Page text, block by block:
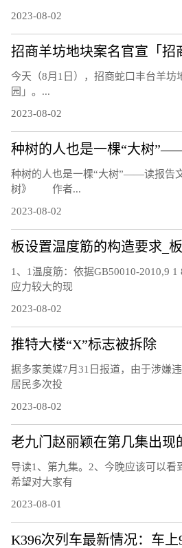
2023-08-02
招商羊坊地块案名官宣「招
今天（8月1日），招商蛇口丰台羊坊
园」。...
2023-08-02
种树的人也是一棵“大树”——读报告
树》 作者...
2023-08-02
1、1温度筋：依据GB50010-2010,9
应力较大的现
2023-08-02
推特大楼“X”标志被拆除
据多家美媒7月31日报道，由于涉嫌
居民多次投
2023-08-02
导读1、第九集。2、今晚应该可以看
希望对大家有
2023-08-01